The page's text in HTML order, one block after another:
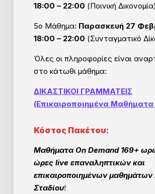
18:00 – 22:00 (Ποινική Δικονομία)
5ο Μάθημα: Παρασκευή 27
18:00 – 22:00 (Συνταγματικό
Όλες οι πληροφορίες είναι
στο κάτωθι μάθημα:
ΔΙΚΑΣΤΙΚΟΙ ΓΡΑΜΜΑΤΕΙΣ
(Επικαιροποιημένα Μαθήματα
Κόστος Πακέτου:
Μαθήματα On Demand 169+
ώρες live επαναληπτικών και
επικαιροποιημένων μαθημάτων
Σταδίου!